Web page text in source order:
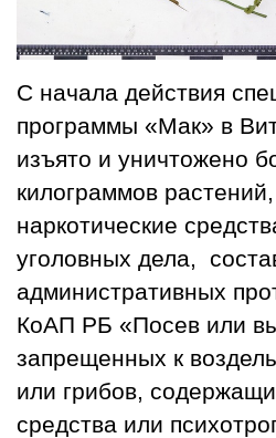
С начала действия
программы «Мак» в
изъято и уничтожено
килограммов
наркотические
уголовных дела,
административных
КоАП РБ «Посев или
запрещенных к
или грибов,
средства или